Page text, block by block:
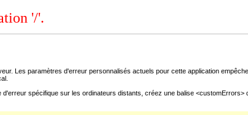
'/'.
Les paramètres d'erreur personnalisés actuels pour cette application
spécifique sur les ordinateurs distants, créez une balise